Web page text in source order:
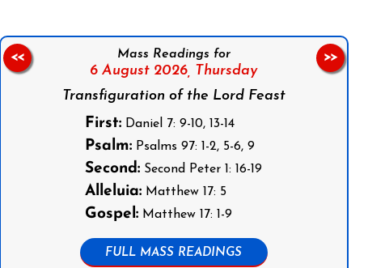
Mass Readings for
6 August 2026, Thursday
Transfiguration of the Lord Feast
First: Daniel 7: 9-10, 13-14
Psalm: Psalms 97: 1-2, 5-6, 9
Second: Second Peter 1: 16-19
Alleluia: Matthew 17: 5
Gospel: Matthew 17: 1-9
FULL MASS READINGS
<< >>